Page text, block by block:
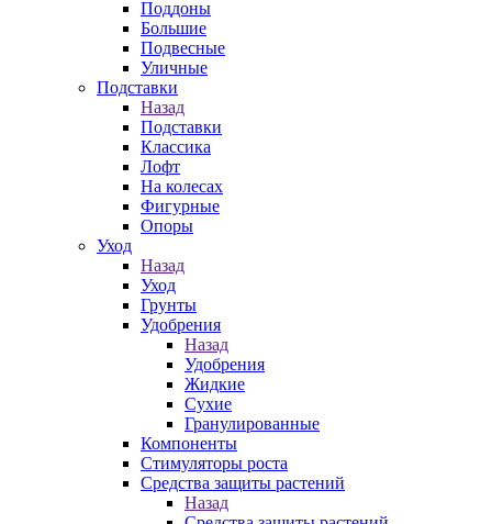
Поддоны
Большие
Подвесные
Уличные
Подставки
Назад
Подставки
Классика
Лофт
На колесах
Фигурные
Опоры
Уход
Назад
Уход
Грунты
Удобрения
Назад
Удобрения
Жидкие
Сухие
Гранулированные
Компоненты
Стимуляторы роста
Средства защиты растений
Назад